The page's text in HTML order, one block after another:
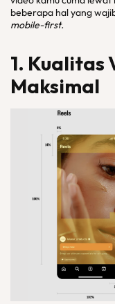
beberapa hal yang
mobile-first.
1. Kualitas
Maksimal